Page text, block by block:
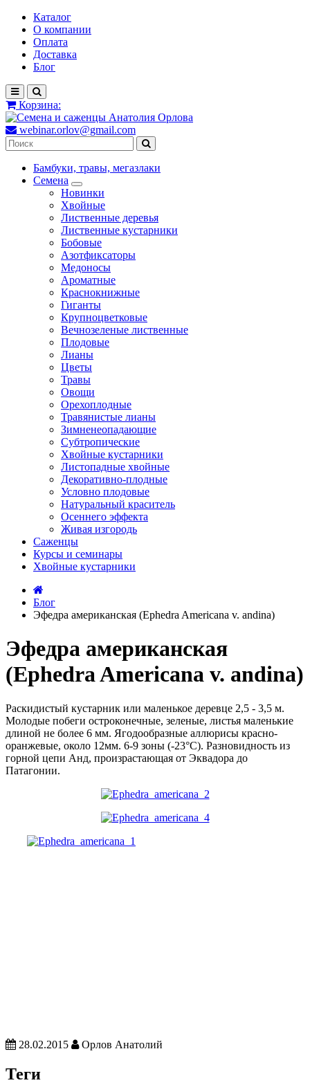
Каталог
О компании
Оплата
Доставка
Блог
Корзина:
webinar.orlov@gmail.com
Бамбуки, травы, мегазлаки
Семена
Новинки
Хвойные
Лиственные деревья
Лиственные кустарники
Бобовые
Азотфиксаторы
Медоносы
Ароматные
Краснокнижные
Гиганты
Крупноцветковые
Вечнозеленые лиственные
Плодовые
Лианы
Цветы
Травы
Овощи
Орехоплодные
Травянистые лианы
Зимненеопадающие
Субтропические
Хвойные кустарники
Листопадные хвойные
Декоративно-плодные
Условно плодовые
Натуральный краситель
Осеннего эффекта
Живая изгородь
Саженцы
Курсы и семинары
Хвойные кустарники
Блог
Эфедра американская (Ephedra Americana v. andina)
Эфедра американская
(Ephedra Americana v. andina)
Раскидистый кустарник или маленькое деревце 2,5 - 3,5 м.
Молодые побеги остроконечные, зеленые, листья маленькие
длиной не более 6 мм. Ягодообразные аллюрисы красно-
оранжевые, около 12мм. 6-9 зоны (-23°С). Разновидность из
горной цепи Анд, произрастающая от Эквадора до
Патагонии.
28.02.2015 Орлов Анатолий
Теги